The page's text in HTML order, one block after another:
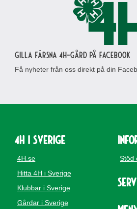
Gilla Färsna 4H-gård på Facebook
Få nyheter från oss direkt på din
4H i Sverige
4H.se
Hitta 4H i Sverige
Klubbar i Sverige
Gårdar i Sverige
Stöd